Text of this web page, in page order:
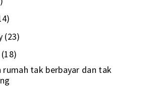
(23)
(18)
rumah tak berbayar dan tak